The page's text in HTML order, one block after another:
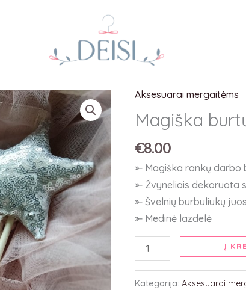
Aksesuarai mergaitėms
Magiška
€8.00
⤜ Magiška rankų darbo
⤜ Žvyneliais dekoruota
⤜ Švelnių burbuliukų
⤜ Medinė lazdelė
produkto
kiekis:
Magiška
burtų
lazdelė
"Silver"
Į
Kategorija:Aksesuarai